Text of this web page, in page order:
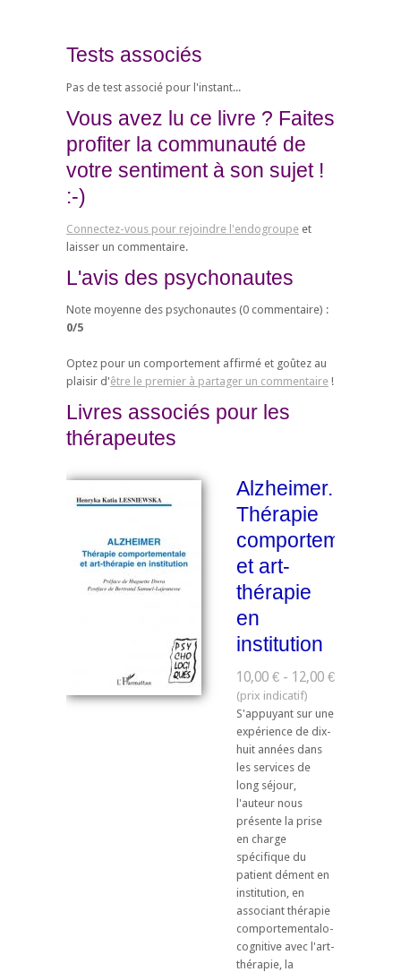
Tests associés
Pas de test associé pour l'instant...
Vous avez lu ce livre ? Faites
profiter la communauté de
votre sentiment à son sujet !
:-)
Connectez-vous pour rejoindre l'endogroupe et
laisser un commentaire.
L'avis des psychonautes
Note moyenne des psychonautes (0 commentaire) :
0/5
Optez pour un comportement affirmé et goûtez au
plaisir d'être le premier à partager un commentaire !
Livres associés pour les
thérapeutes
Alzheimer.
Thérapie
comportementale
et art-
thérapie
en
institution
10,00 € - 12,00 €
S'appuyant sur une
expérience de dix-
huit années dans
les services de
long séjour,
l'auteur nous
présente la prise
en charge
spécifique du
patient dément en
institution, en
associant thérapie
comportementalo-
cognitive avec l'art-
thérapie, la